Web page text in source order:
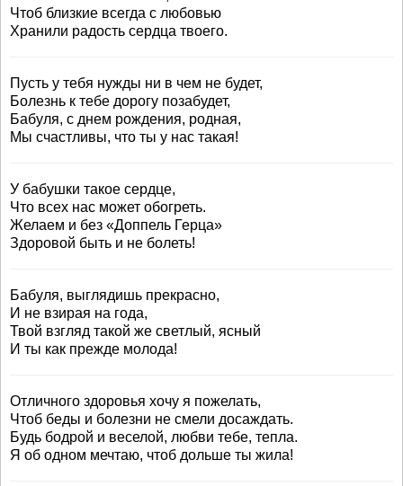
Чтоб близкие всегда с любовью
Хранили радость сердца твоего.
Пусть у тебя нужды ни в чем не будет,
Болезнь к тебе дорогу позабудет,
Бабуля, с днем рождения, родная,
Мы счастливы, что ты у нас такая!
У бабушки такое сердце,
Что всех нас может обогреть.
Желаем и без «Доппель Герца»
Здоровой быть и не болеть!
Бабуля, выглядишь прекрасно,
И не взирая на года,
Твой взгляд такой же светлый, ясный
И ты как прежде молода!
Отличного здоровья хочу я пожелать,
Чтоб беды и болезни не смели досаждать.
Будь бодрой и веселой, любви тебе, тепла.
Я об одном мечтаю, чтоб дольше ты жила!